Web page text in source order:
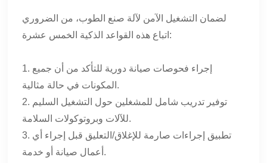
لضمان التشغيل الآمن لآلة صنع الطوب، من الضروري
اتباع هذه القواعد الذكية الخمس عشرة:
1. إجراء فحوصات صيانة دورية للتأكد من أن جميع
المكونات في حالة مثالية.
2. توفير تدريب شامل للمشغلين حول التشغيل السليم
للآلات وبروتوكولات السلامة.
3. تطبيق إجراءات صارمة للإغلاق/التعليق قبل إجراء أي
أعمال صيانة أو خدمة.